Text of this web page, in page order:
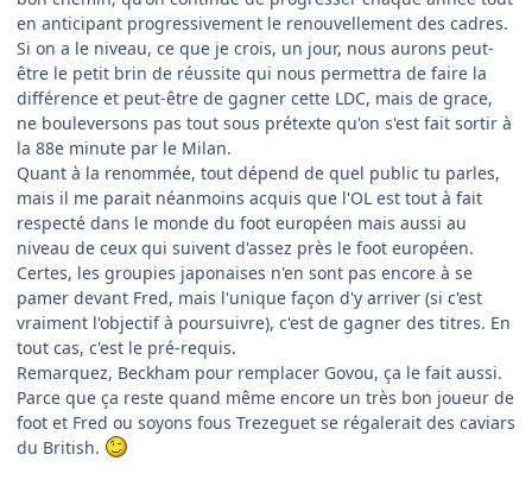
en anticipant progressivement le renouvellement des cadres.
Si on a le niveau, ce que je crois, un jour, nous aurons peut-
être le petit brin de réussite qui nous permettra de faire la
différence et peut-être de gagner cette LDC, mais de grace,
ne bouleversons pas tout sous prétexte qu'on s'est fait sortir à
la 88e minute par le Milan.
Quant à la renommée, tout dépend de quel public tu parles,
mais il me parait néanmoins acquis que l'OL est tout à fait
respecté dans le monde du foot européen mais aussi au
niveau de ceux qui suivent d'assez près le foot européen.
Certes, les groupies japonaises n'en sont pas encore à se
pamer devant Fred, mais l'unique façon d'y arriver (si c'est
vraiment l'objectif à poursuivre), c'est de gagner des titres. En
tout cas, c'est le pré-requis.
Remarquez, Beckham pour remplacer Govou, ça le fait aussi.
Parce que ça reste quand même encore un très bon joueur de
foot et Fred ou soyons fous Trezeguet se régalerait des caviars
du British.